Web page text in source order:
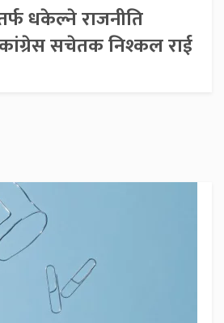
धकेल्ने राजनीति
कांग्रेस सचेतक निश्कल राई